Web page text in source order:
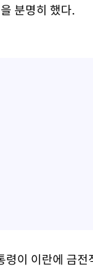
분명히 했다.
이 이란에 금